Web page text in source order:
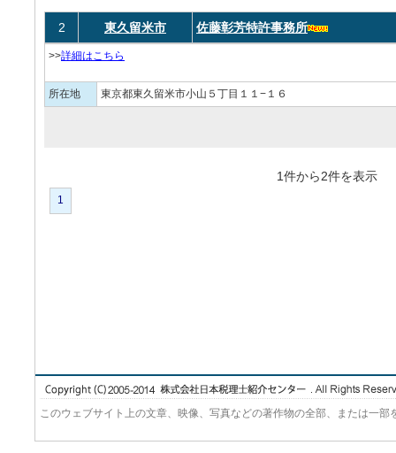
2 東久留米市 佐藤彰芳特許事務所
>>詳細はこちら
所在地 東京都東久留米市小山５丁目１１−１６
1件から2件を表
1
このウェブサイト上の文章、映像、写真などの著作物の全部、または一